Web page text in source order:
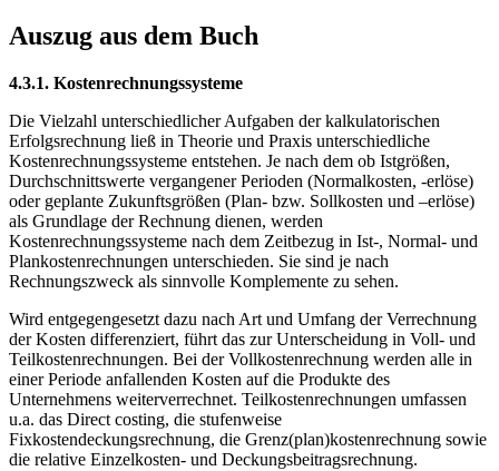
Auszug aus dem Buch
4.3.1. Kostenrechnungssysteme
Die Vielzahl unterschiedlicher Aufgaben der kalkulatorischen
Erfolgsrechnung ließ in Theorie und Praxis unterschiedliche
Kostenrechnungssysteme entstehen. Je nach dem ob Istgrößen,
Durchschnittswerte vergangener Perioden (Normalkosten, -erlöse)
oder geplante Zukunftsgrößen (Plan- bzw. Sollkosten und –erlöse)
als Grundlage der Rechnung dienen, werden
Kostenrechnungssysteme nach dem Zeitbezug in Ist-, Normal- und
Plankostenrechnungen unterschieden. Sie sind je nach
Rechnungszweck als sinnvolle Komplemente zu sehen.
Wird entgegengesetzt dazu nach Art und Umfang der Verrechnung
der Kosten differenziert, führt das zur Unterscheidung in Voll- und
Teilkostenrechnungen. Bei der Vollkostenrechnung werden alle in
einer Periode anfallenden Kosten auf die Produkte des
Unternehmens weiterverrechnet. Teilkostenrechnungen umfassen
u.a. das Direct costing, die stufenweise
Fixkostendeckungsrechnung, die Grenz(plan)kostenrechnung sowie
die relative Einzelkosten- und Deckungsbeitragsrechnung.